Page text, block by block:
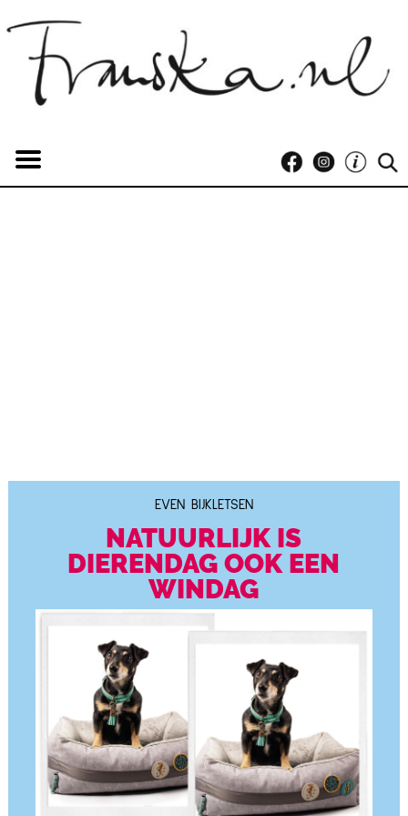
EVEN BIJKLETSEN
NATUURLIJK IS
DIERENDAG OOK EEN
WINDAG